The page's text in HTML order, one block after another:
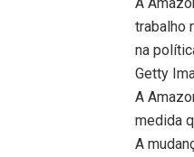
trabalho
na
Getty
A
medida
A